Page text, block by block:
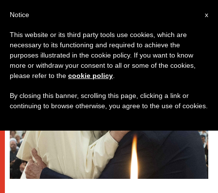
DICASTERI
x
Notice
This website or its third party tools use cookies, which are
necessary to its functioning and required to achieve the
purposes illustrated in the cookie policy. If you want to know
more or withdraw your consent to all or some of the cookies,
please refer to the cookie policy
By closing this banner, scrolling this page, clicking a link or
continuing to browse otherwise, you agree to the use of cookies.